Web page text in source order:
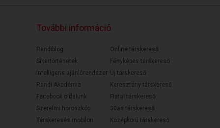
További információ
Randiblog
Sikertörténetek
Intelligens ajánlórendszer
Randi Akadémia
Facebook oldalunk
Szerelmi horoszkóp
Társkeresés mobilon
Online társkereső
Fényképes társkereső
Új társkereső
Keresztény társkereső
Fiatal társkereső
30as társkereső
Középkorú társkereső